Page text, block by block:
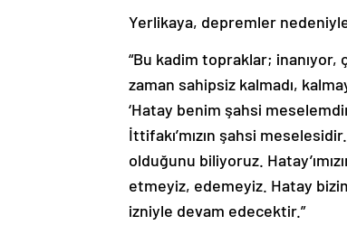
Yerlikaya, depremler
“Bu kadim topraklar; inanıyor,
zaman sahipsiz kalmadı,
‘Hatay benim şahsi
İttifakı’mızın şahsi
olduğunu biliyoruz.
etmeyiz, edemeyiz. Hatay bizim
izniyle devam edecektir.”